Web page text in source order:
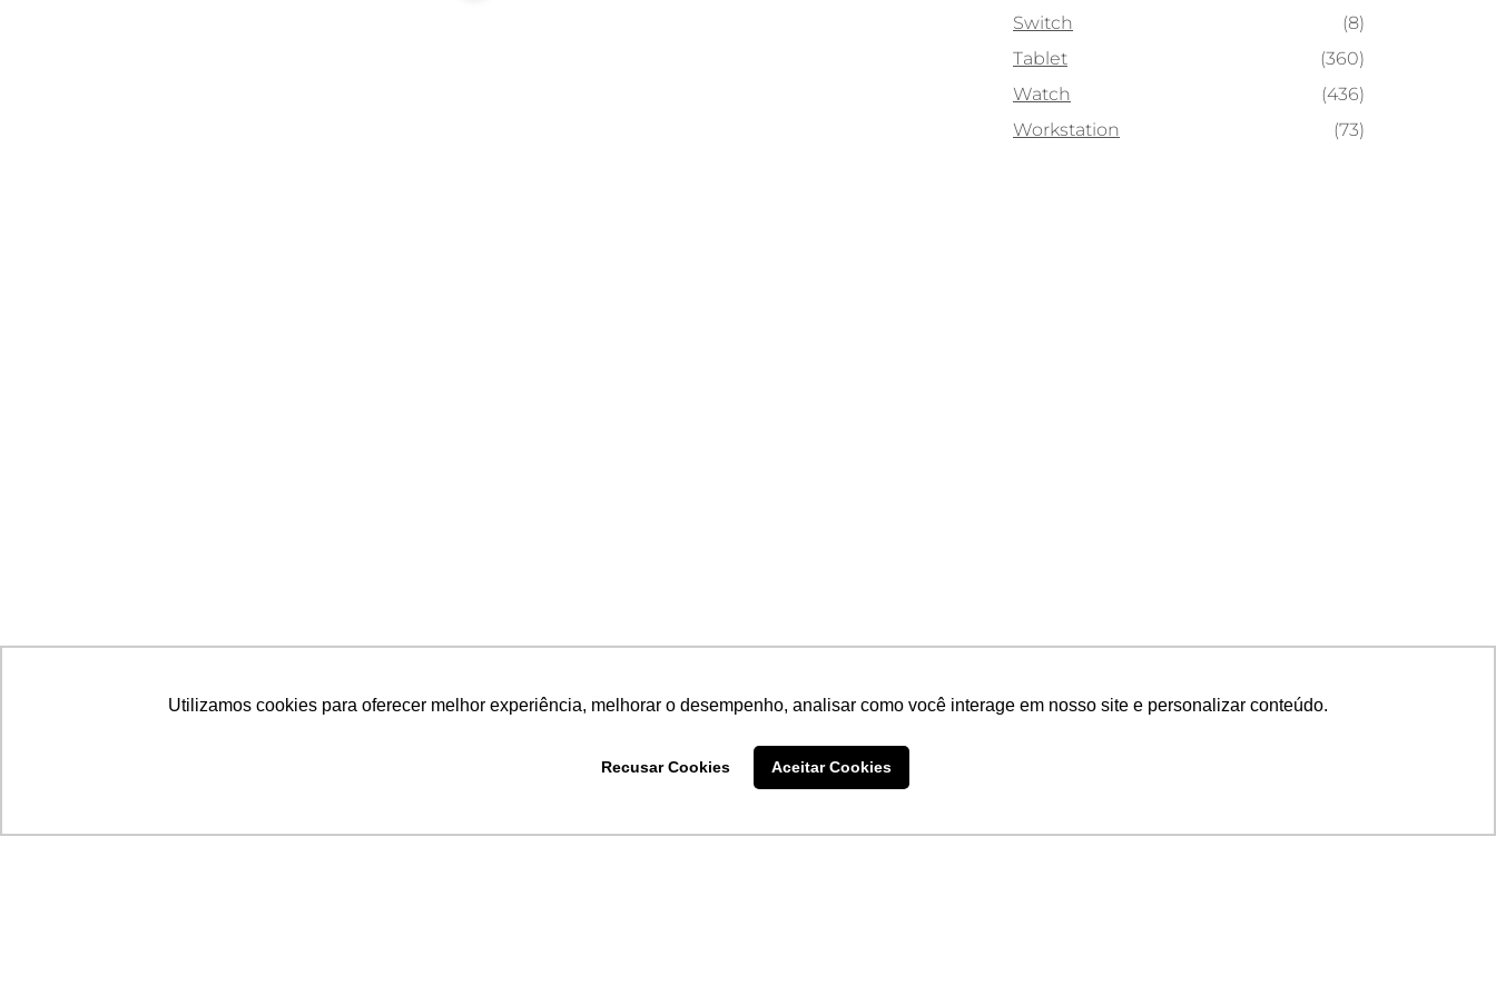
Utilizamos cookies para oferecer melhor experiência, melhorar o desempenho, analisar como você interage em nosso site e personalizar conteúdo.
Recusar Cookies Aceitar Cookies
Switch
(8)
Tablet
(360)
Watch
(436)
Workstation
(73)